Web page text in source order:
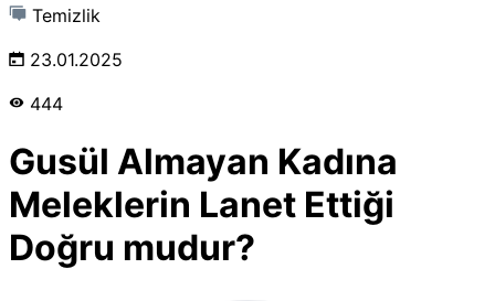
Temizlik
23.01.2025
444
Gusül Almayan Kadına
Meleklerin Lanet Ettiği
Doğru mudur?